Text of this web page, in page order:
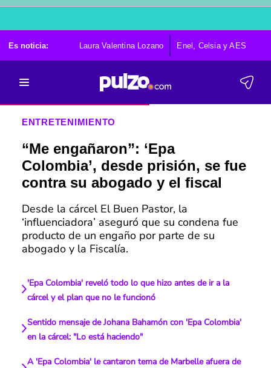
Es noticia: Laura Valentina Lozano Enel, Celsia y AES
ENTRETENIMIENTO
“Me engañaron”: ‘Epa
Colombia’, desde prisión, se fue
contra su abogado y el fiscal
Desde la cárcel El Buen Pastor, la
‘influenciadora’ aseguró que su condena fue
producto de un engaño por parte de su
abogado y la Fiscalía.
'Epa Colombia' reveló todo lo que hizo antes de ir a la
cárcel y el plan que no le funcionó
Sentido mensaje de Johana Bahamón con 'Epa Colombia'
en la cárcel: "Lo está haciendo"
A 'Epa Colombia' le cantaron tema de Marbelle afuera de